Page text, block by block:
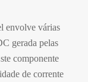
envolve várias
gerada pelas
componente
de corrente